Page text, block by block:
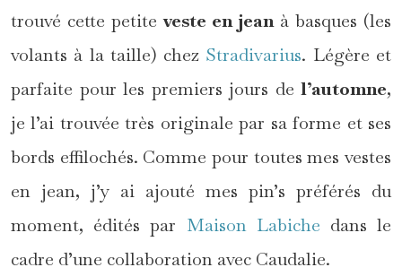
trouvé cette petiteveste en jeanà basques (les
volants à la taille) chez Stradivarius. Légère et
parfaite pour les premiers jours de l’automne,
je l’ai trouvée très originale par sa forme et ses
bords effilochés. Comme pour toutes mes vestes
en jean, j’y ai ajouté mes pin’s préférés du
moment, édités par Maison Labiche dans le
cadre d’une collaboration avec Caudalie.